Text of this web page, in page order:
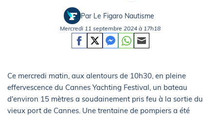
Par Le Figaro Nautisme
Mercredi 11 septembre 2024 à 17h18
Ce mercredi matin, aux alentours de 10h30, en pleine
effervescence du Cannes Yachting Festival, un bateau
d'environ 15 mètres a soudainement pris feu à la sortie du
vieux port de Cannes. Une trentaine de pompiers a été